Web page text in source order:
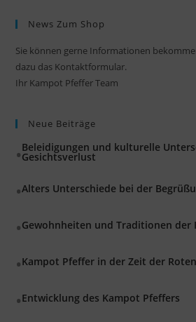
News Zum Shop
Sie können gerne Informationen
dazu das Kontaktformular.
Ihr Kampot Pfeffer Team
Neue Beiträge
Beleidigungen und kulturelle
Gesichtsverlust
Alters Unterschiede bei der
Gewohnheiten und Traditionen der
Kampot Pfeffer in der Zeit der
Entwicklung des Kampot Pfeffers